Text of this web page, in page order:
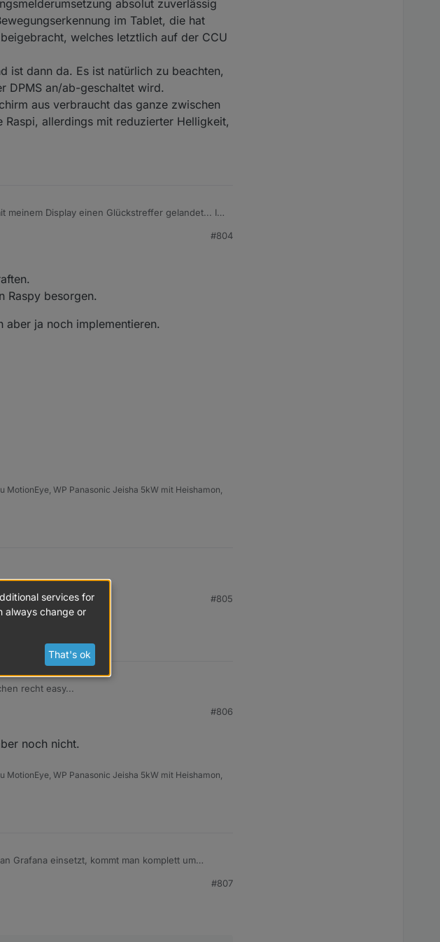
nachdem das On Signal ankam. Und bei
hat er dann manchmal in Proxmox nicht
summiert sich das. Auf Proxmox will ich nicht
absolut zuverlässig
im Tablet, die hat
welches letztlich auf der CCU
ist dann da. Es ist natürlich zu beachten,
DPMS an/ab-geschaltet wird.
aus verbraucht das ganze zwischen
allerdings mit reduzierter Helligkeit,
meinem Display einen Glückstreffer gelandet... Im
absolut zuverlässig und
und ist dann da. Es ist natürlich zu beachten,
per DPMS an/ab-geschaltet wird.
aus verbraucht das ganze zwischen 2-
Raspi, allerdings mit reduzierter Helligkeit, was
#804
Raspy besorgen.
ja noch implementieren.
WP Panasonic Jeisha 5kW mit Heishamon,
besorgen.
ja noch implementieren.
#805
easy...
recht easy...
#806
noch nicht.
WP Panasonic Jeisha 5kW mit Heishamon,
Grafana einsetzt, kommt man komplett um
#807
services for
always change or
That's ok